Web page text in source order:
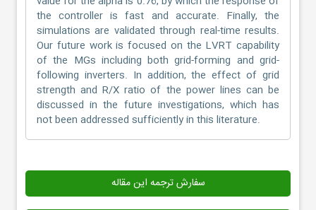
the controller is fast and accurate. Finally, the
simulations are validated through real-time results.
Our future work is focused on the LVRT capability
of the MGs including both grid-forming and grid-
following inverters. In addition, the effect of grid
strength and R/X ratio of the power lines can be
discussed in the future investigations, which has
not been addressed sufficiently in this literature.
سفارش ترجمه این مقاله